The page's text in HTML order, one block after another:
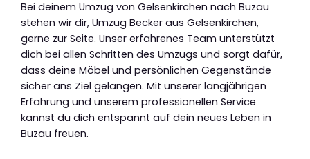
Bei deinem Umzug von Gelsenkirchen nach Buzau
stehen wir dir, Umzug Becker aus Gelsenkirchen,
gerne zur Seite. Unser erfahrenes Team unterstützt
dich bei allen Schritten des Umzugs und sorgt dafür,
dass deine Möbel und persönlichen Gegenstände
sicher ans Ziel gelangen. Mit unserer langjährigen
Erfahrung und unserem professionellen Service
kannst du dich entspannt auf dein neues Leben in
Buzau freuen.